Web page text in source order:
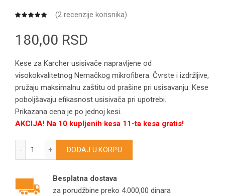
(2 recenzije korisnika)
180,00 RSD
Kese za Karcher usisivače napravljene od
visokokvalitetnog Nemačkog mikrofibera. Čvrste i izdržljive,
pružaju maksimalnu zaštitu od prašine pri usisavanju. Kese
poboljšavaju efikasnost usisivača pri upotrebi.
Prikazana cena je po jednoj kesi.
AKCIJA! Na 10 kupljenih kesa 11-ta kesa gratis!
KARCHER kese za usisivače A2000/A2003/A2014/A2024/
DODAJ U KORPU
Besplatna dostava
za porudžbine preko 4.000,00 dinara